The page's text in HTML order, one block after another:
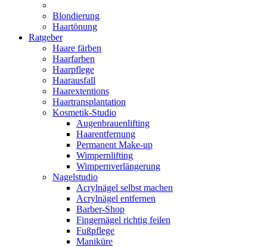
Blondierung
Haartönung
Ratgeber
Haare färben
Haarfarben
Haarpflege
Haarausfall
Haarextentions
Haartransplantation
Kosmetik-Studio
Augenbrauenlifting
Haarentfernung
Permanent Make-up
Wimpernlifting
Wimpernverlängerung
Nagelstudio
Acrylnägel selbst machen
Acrylnägel entfernen
Barber-Shop
Fingernägel richtig feilen
Fußpflege
Maniküre